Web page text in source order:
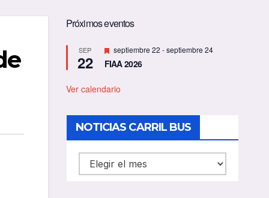
Próximos eventos
SEP
22
D
e
s
a
d
o
septiembre 22 -septiembre 24
FIAA 2026
Ver calendario
NOTICIAS CARRIL BUS
NOTICIAS
CARRIL